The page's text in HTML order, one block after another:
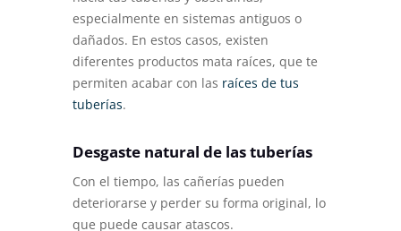
especialmente en sistemas antiguos o
dañados. En estos casos, existen
diferentes productos mata raíces, que te
permiten acabar con las raíces de tus
tuberías.
Desgaste natural de las tuberías
Con el tiempo, las cañerías pueden
deteriorarse y perder su forma original, lo
que puede causar atascos.